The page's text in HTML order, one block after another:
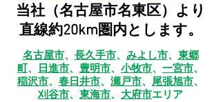
当社（名古屋市名東区）より
直線約20km圏内とします。
名古屋市、 長久手市、 みよし市、 東郷
町、 日進市、 豊明市、 小牧市、 一宮市、
稲沢市、 春日井市、 瀬戸市、 尾張旭市、
刈谷市、 東海市、 大府市エリア